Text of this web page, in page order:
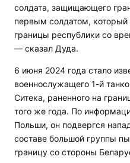
солдата, защищающего
первым солдатом, который
границы республики со
— сказал Дуда.
6 июня 2024 года стало
военнослужащего 1-й
Ситека, раненного на
того же года. По
Польши, он подвергся
составе большой группы
границу со стороны